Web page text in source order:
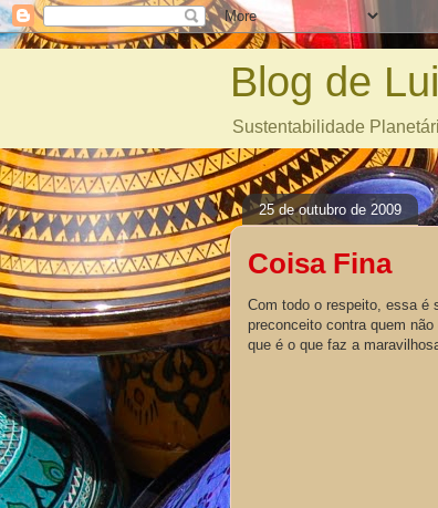
Blog de
Sustentabilidade
25 de outubro de 2009
Coisa Fina
Com todo o respeito, essa é
preconceito contra quem
que é o que faz a